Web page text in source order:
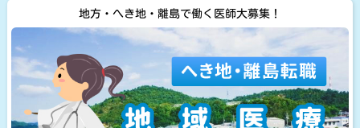
地方・へき地・離島で働く医師大募集！